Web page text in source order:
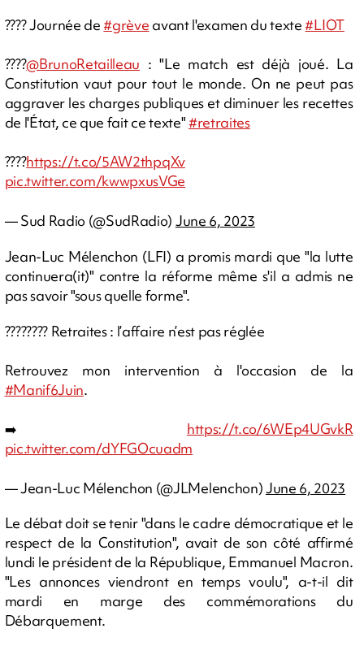
???? Journée de#grève avant l'examen du texte#LIOT
????️@BrunoRetailleau : "Le match est déjà joué. La
Constitution vaut pour tout le monde. On ne peut pas
aggraver les charges publiques et diminuer les recettes
de l'État, ce que fait ce texte"#retraites
????https://t.co/5AW2thpqXv
pic.twitter.com/kwwpxusVGe
— Sud Radio (@SudRadio) June 6, 2023
Jean-Luc Mélenchon (LFI) a promis mardi que "la lutte
continuera(it)" contre la réforme même s'il a admis ne
pas savoir "sous quelle forme".
???????? Retraites : l’affaire n’est pas réglée
Retrouvez mon intervention à l'occasion de la
#Manif6Juin.
➡️ https://t.co/6WEp4UGvkR
pic.twitter.com/dYFGOcuadm
— Jean-Luc Mélenchon (@JLMelenchon)June 6, 2023
Le débat doit se tenir "dans le cadre démocratique et le
respect de la Constitution", avait de son côté affirmé
lundi le président de la République, Emmanuel Macron.
"Les annonces viendront en temps voulu", a-t-il dit
mardi en marge des commémorations du
Débarquement.